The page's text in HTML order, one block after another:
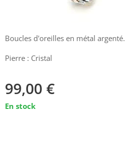
Boucles d'oreilles en métal argenté.
Pierre : Cristal
99,00 €
En stock